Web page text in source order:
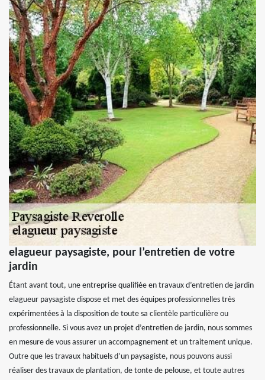
elagueur paysagiste, pour l’entretien de votre
jardin
Étant avant tout, une entreprise qualifiée en travaux d’entretien de jardin
elagueur paysagiste dispose et met des équipes professionnelles très
expérimentées à la disposition de toute sa clientèle particulière ou
professionnelle. Si vous avez un projet d’entretien de jardin, nous sommes
en mesure de vous assurer un accompagnement et un traitement unique.
Outre que les travaux habituels d’un paysagiste, nous pouvons aussi
réaliser des travaux de plantation, de tonte de pelouse, et toute autres